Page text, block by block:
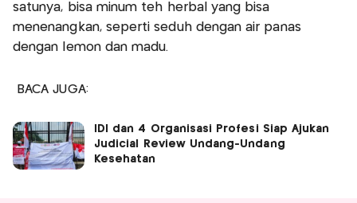
satunya, bisa minum teh herbal yang bisa
menenangkan, seperti seduh dengan air panas
dengan lemon dan madu.
BACA JUGA:
IDI dan 4 Organisasi Profesi Siap Ajukan
Judicial Review Undang-Undang
Kesehatan